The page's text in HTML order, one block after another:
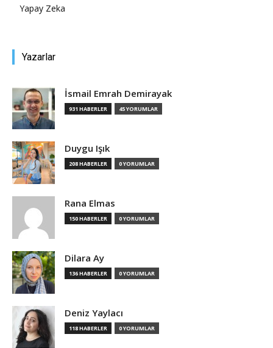
Yapay Zeka
Yazarlar
İsmail Emrah Demirayak
931 HABERLER 45 YORUMLAR
Duygu Işık
208 HABERLER 0 YORUMLAR
Rana Elmas
150 HABERLER 0 YORUMLAR
Dilara Ay
136 HABERLER 0 YORUMLAR
Deniz Yaylacı
118 HABERLER 0 YORUMLAR